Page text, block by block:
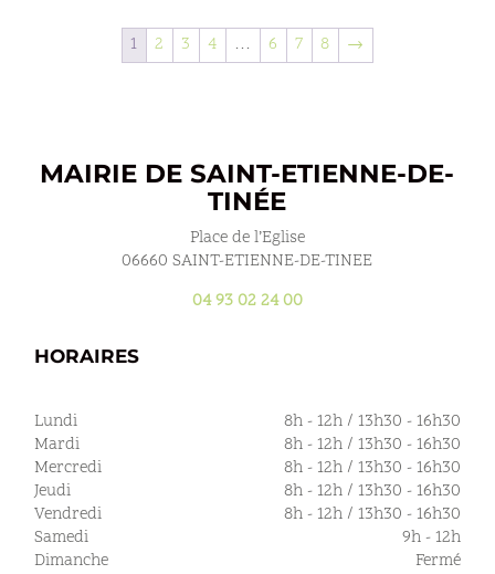
1 2 3 4 … 6 7 8 →
MAIRIE DE SAINT-ETIENNE-DE-
TINÉE
Place de l’Eglise
06660 SAINT-ETIENNE-DE-TINEE
04 93 02 24 00
HORAIRES
Lundi
8h - 12h / 13h30 - 16h30
Mardi
8h - 12h / 13h30 - 16h30
Mercredi
8h - 12h / 13h30 - 16h30
Jeudi
8h - 12h / 13h30 - 16h30
Vendredi
8h - 12h / 13h30 - 16h30
Samedi
9h - 12h
Dimanche
Fermé